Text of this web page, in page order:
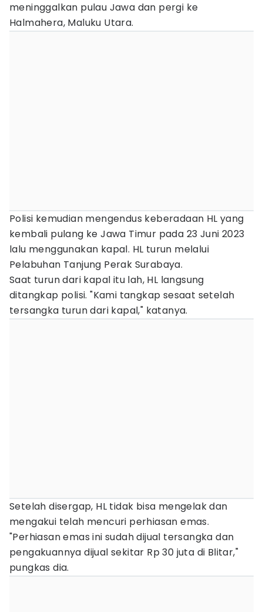
meninggalkan pulau Jawa dan pergi ke
Halmahera, Maluku Utara.
Polisi kemudian mengendus keberadaan HL yang
kembali pulang ke Jawa Timur pada 23 Juni 2023
lalu menggunakan kapal. HL turun melalui
Pelabuhan Tanjung Perak Surabaya.
Saat turun dari kapal itu lah, HL langsung
ditangkap polisi. "Kami tangkap sesaat setelah
tersangka turun dari kapal," katanya.
Setelah disergap, HL tidak bisa mengelak dan
mengakui telah mencuri perhiasan emas.
"Perhiasan emas ini sudah dijual tersangka dan
pengakuannya dijual sekitar Rp 30 juta di Blitar,"
pungkas dia.